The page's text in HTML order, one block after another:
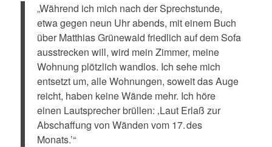
„Während ich mich nach der Sprechstunde,
etwa gegen neun Uhr abends, mit einem Buch
über Matthias Grünewald friedlich auf dem Sofa
ausstrecken will, wird mein Zimmer, meine
Wohnung plötzlich wandlos. Ich sehe mich
entsetzt um, alle Wohnungen, soweit das Auge
reicht, haben keine Wände mehr. Ich höre
einen Lautsprecher brüllen: ‚Laut Erlaß zur
Abschaffung von Wänden vom 17. des
Monats.’“